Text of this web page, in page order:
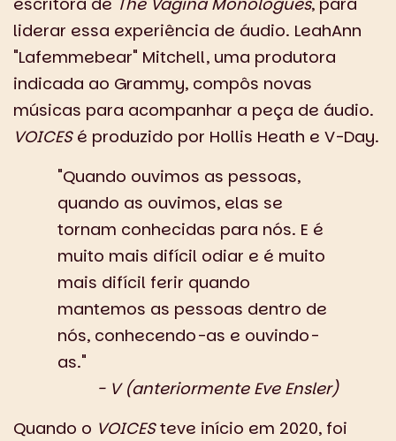
liderar essa experiência de áudio. LeahAnn
"Lafemmebear" Mitchell, uma produtora
indicada ao Grammy, compôs novas
músicas para acompanhar a peça de áudio.
VOICESé produzido por Hollis Heath e V-Day.
"Quando ouvimos as pessoas,
quando as ouvimos, elas se
tornam conhecidas para nós. E é
muito mais difícil odiar e é muito
mais difícil ferir quando
mantemos as pessoas dentro de
nós, conhecendo-as e ouvindo-
as."
- V (anteriormente Eve Ensler)
Quando o VOICESteve início em 2020, foi